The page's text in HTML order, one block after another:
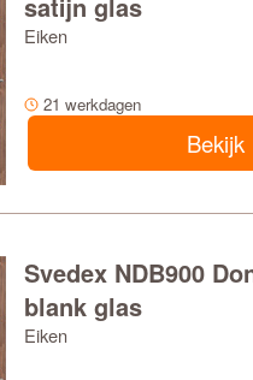
Eiken
21 werkdagen
Bekijk
Svedex NDB900
blank glas
Eiken